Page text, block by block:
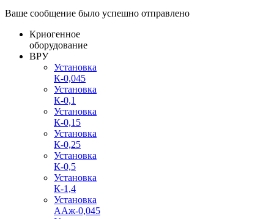
Ваше сообщение было успешно отправлено
Криогенное
оборудование
ВРУ
Установка
К-0,045
Установка
К-0,1
Установка
К-0,15
Установка
К-0,25
Установка
К-0,5
Установка
К-1,4
Установка
ААж-0,045